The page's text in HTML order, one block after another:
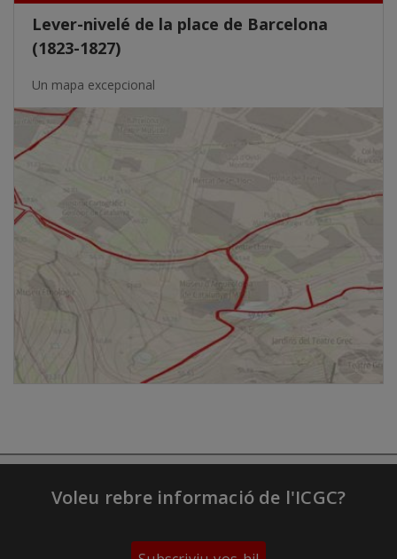
Lever-nivelé de la place de Barcelona
(1823-1827)
Un mapa excepcional
Voleu rebre informació de l'ICGC?